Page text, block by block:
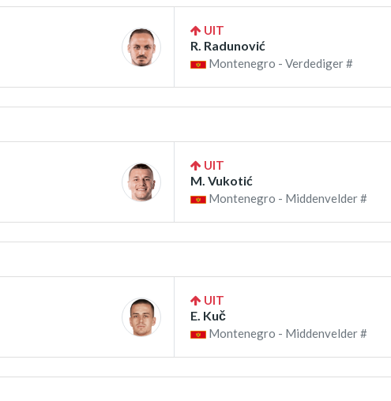
UIT
R. Radunović
Montenegro - Verdediger #
UIT
M. Vukotić
Montenegro - Middenvelder #
UIT
E. Kuč
Montenegro - Middenvelder #